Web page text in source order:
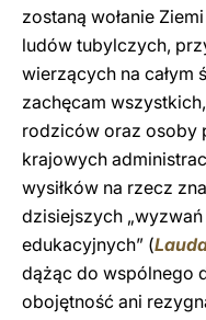
zostaną wołanie
ludów tubylczych,
wierzących na całym
zachęcam
rodziców oraz osoby
krajowych
wysiłków na rzecz
dzisiejszych
edukacyjnych” (
dążąc do wspólnego
obojętność ani